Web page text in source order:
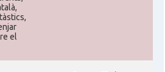
Catalans a TRIER
CATALANS A TÜBINGEN
el